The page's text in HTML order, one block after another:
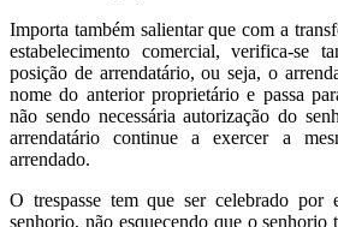
Importa também salientar que com a
estabelecimento comercial, verifica-se
posição de arrendatário, ou seja, o
nome do anterior proprietário e passa
não sendo necessária autorização do
arrendatário continue a exercer a
arrendado.
O trespasse tem que ser celebrado por
senhorio, não esquecendo que o senhorio